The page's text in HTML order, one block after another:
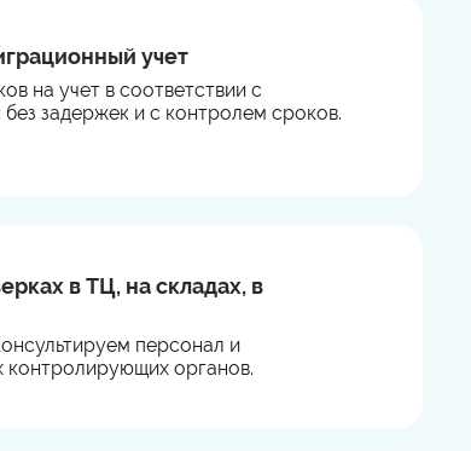
учет
на учет в соответствии с
задержек и с контролем сроков.
в ТЦ, на складах, в
персонал и
органов.